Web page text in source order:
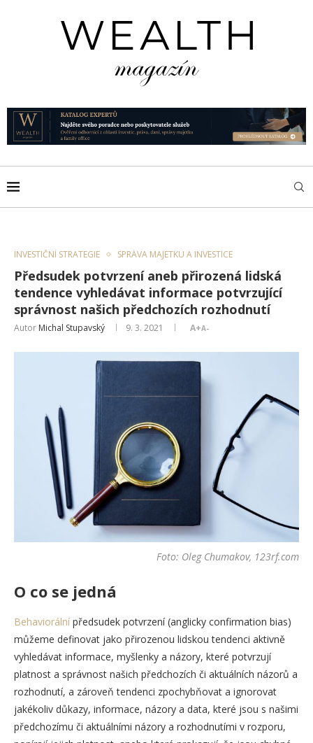
INVESTIČNÍ STRATEGIE SPRÁVA MAJETKU A INVESTICE
Předsudek potvrzení aneb přirozená lidská
tendence vyhledávat informace potvrzující
správnost našich předchozích rozhodnutí
Autor Michal Stupavský 9. 3. 2021 A+A-
Foto: Oleg Chumakov, 123rf.com
O co se jedná
Behaviorální předsudek potvrzení (anglicky confirmation bias)
můžeme definovat jako přirozenou lidskou tendenci aktivně
vyhledávat informace, myšlenky a názory, které potvrzují
platnost a správnost našich předchozích či aktuálních názorů a
rozhodnutí, a zároveň tendenci zpochybňovat a ignorovat
jakékoliv důkazy, informace, názory a data, které jsou s našimi
předchozímu či aktuálními názory a rozhodnutími v rozporu,